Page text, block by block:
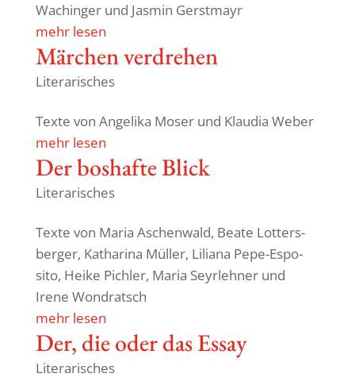
Wachinger und Jasmin Gerstmayr
mehr lesen
Märchen verdrehen
Literarisches
Texte von Ange­lika Moser und Klaudia Weber
mehr lesen
Der boshafte Blick
Literarisches
Texte von Maria Aschen­wald, Beate Lotters­
berger, Katha­rina Müller, Liliana Pepe-Espo­
sito, Heike Pichler, Maria Seyr­lehner und
Irene Wondratsch
mehr lesen
Der, die oder das Essay
Literarisches